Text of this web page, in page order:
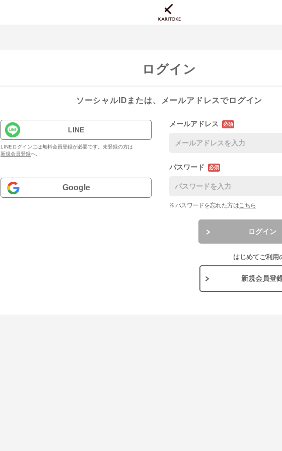
ログイン
ソーシャルIDまたは、メールアドレスでログイン
LINE
LINEログインには無料会員登録が必要です。未登録の方は
新規会員登録へ。
Google
メールアドレス 必須
パスワード 必須
※パスワードを忘れた方はこちら
ログイン
はじめてご利用
新規会員登